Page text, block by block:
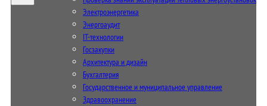
Электроэнергетика
Энергоаудит
IT-технологии
Госзакупки
Архитектура и дизайн
Бухгалтерия
Государственное и муниципальное управление
Здравоохранение